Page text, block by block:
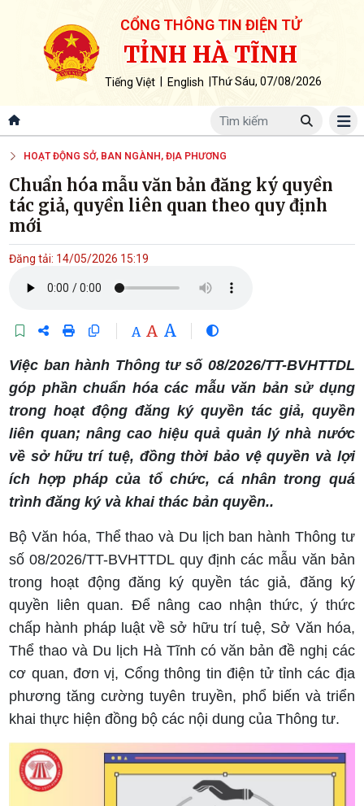
CỔNG THÔNG TIN ĐIỆN TỬ
TỈNH HÀ TĨNH
Tiếng Việt English Thứ Sáu, 07/08/2026
HOẠT ĐỘNG SỞ, BAN NGÀNH, ĐỊA PHƯƠNG
Chuẩn hóa mẫu văn bản đăng ký quyền
tác giả, quyền liên quan theo quy định
mới
Đăng tải: 14/05/2026 15:19
A A A
Việc ban hành Thông tư số 08/2026/TT-BVHTTDL
góp phần chuẩn hóa các mẫu văn bản sử dụng
trong hoạt động đăng ký quyền tác giả, quyền
liên quan; nâng cao hiệu quả quản lý nhà nước
về sở hữu trí tuệ, đồng thời bảo vệ quyền và lợi
ích hợp pháp của tổ chức, cá nhân trong quá
trình đăng ký và khai thác bản quyền..
Bộ Văn hóa, Thể thao và Du lịch ban hành Thông tư
số 08/2026/TT-BVHTTDL quy định các mẫu văn bản
trong hoạt động đăng ký quyền tác giả, đăng ký
quyền liên quan. Để nâng cao nhận thức, ý thức
chấp hành pháp luật về sở hữu trí tuệ, Sở Văn hóa,
Thể thao và Du lịch Hà Tĩnh có văn bản đề nghị các
cơ quan, đơn vị, Cổng thông tin điện tử tỉnh các địa
phương tăng cường tuyên truyền, phổ biến và triển
khai thực hiện đồng bộ các nội dung của Thông tư.